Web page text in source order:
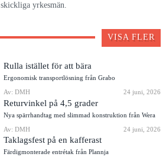
skickliga yrkesmän.
VISA FLER
Rulla istället för att bära
Ergonomisk transportlösning från Grabo
Av: DMH
24 juni, 2026
Returvinkel på 4,5 grader
Nya spärrhandtag med slimmad konstruktion från Wera
Av: DMH
24 juni, 2026
Taklagsfest på en kafferast
Färdigmonterade entrétak från Plannja